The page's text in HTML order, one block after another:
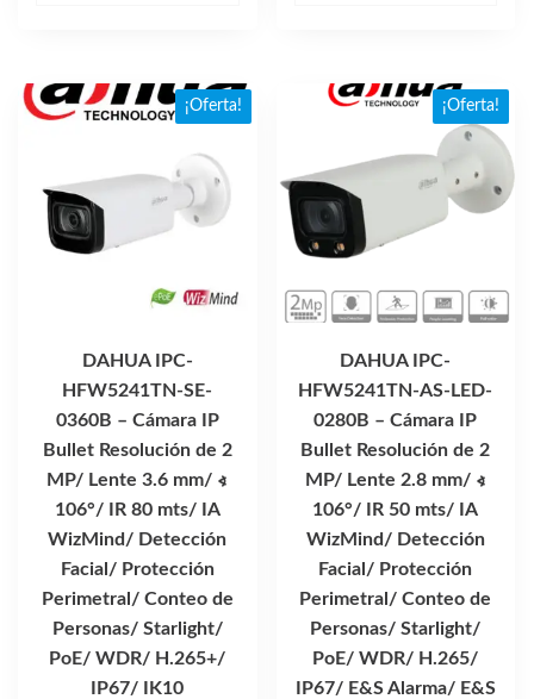
¡Oferta!
DAHUA IPC-
HFW5241TN-SE-
0360B – Cámara IP
Bullet Resolución de 2
MP/ Lente 3.6 mm/ ∢
106°/ IR 80 mts/ IA
WizMind/ Detección
Facial/ Protección
Perimetral/ Conteo de
Personas/ Starlight/
PoE/ WDR/ H.265+/
IP67/ IK10
¡Oferta!
DAHUA IPC-
HFW5241TN-AS-LED-
0280B – Cámara IP
Bullet Resolución de 2
MP/ Lente 2.8 mm/ ∢
106°/ IR 50 mts/ IA
WizMind/ Detección
Facial/ Protección
Perimetral/ Conteo de
Personas/ Starlight/
PoE/ WDR/ H.265/
IP67/ E&S Alarma/ E&S